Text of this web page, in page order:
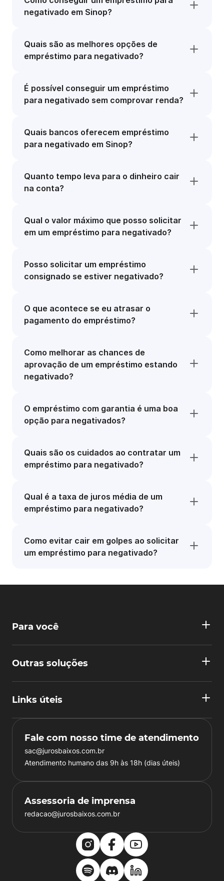
negativado em Sinop?
Quais são as melhores opções de
empréstimo para negativado?
É possível conseguir um empréstimo
para negativado sem comprovar renda?
Quais bancos oferecem empréstimo
para negativado em Sinop?
Quanto tempo leva para o dinheiro cair
na conta?
Qual o valor máximo que posso solicitar
em um empréstimo para negativado?
Posso solicitar um empréstimo
consignado se estiver negativado?
O que acontece se eu atrasar o
pagamento do empréstimo?
Como melhorar as chances de
aprovação de um empréstimo estando
negativado?
O empréstimo com garantia é uma boa
opção para negativados?
Quais são os cuidados ao contratar um
empréstimo para negativado?
Qual é a taxa de juros média de um
empréstimo para negativado?
Como evitar cair em golpes ao solicitar
um empréstimo para negativado?
Para você
Outras soluções
Links úteis
Fale com nosso time de atendimento
sac@jurosbaixos.com.br
Atendimento humano das 9h às 18h (dias úteis)
Assessoria de imprensa
redacao@jurosbaixos.com.br